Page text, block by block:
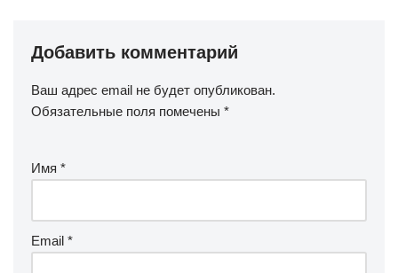
Добавить комментарий
Ваш адрес email не будет опубликован.
Обязательные поля помечены *
Имя *
Email *